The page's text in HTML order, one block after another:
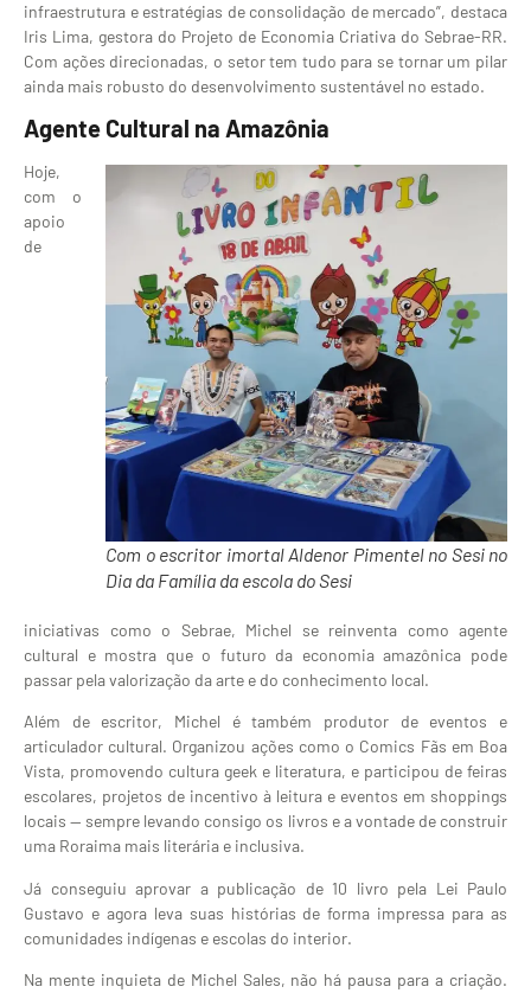
infraestrutura e estratégias de consolidação de mercado”, destaca
Iris Lima, gestora do Projeto de Economia Criativa do Sebrae-RR.
Com ações direcionadas, o setor tem tudo para se tornar um pilar
ainda mais robusto do desenvolvimento sustentável no estado.
Agente Cultural na Amazônia
Com o escritor imortal Aldenor Pimentel no Sesi no
Dia da Família da escola do Sesi
Hoje,
com o
apoio
de
iniciativas como o Sebrae, Michel se reinventa como agente
cultural e mostra que o futuro da economia amazônica pode
passar pela valorização da arte e do conhecimento local.
Além de escritor, Michel é também produtor de eventos e
articulador cultural. Organizou ações como o Comics Fãs em Boa
Vista, promovendo cultura geek e literatura, e participou de feiras
escolares, projetos de incentivo à leitura e eventos em shoppings
locais — sempre levando consigo os livros e a vontade de construir
uma Roraima mais literária e inclusiva.
Já conseguiu aprovar a publicação de 10 livro pela Lei Paulo
Gustavo e agora leva suas histórias de forma impressa para as
comunidades indígenas e escolas do interior.
Na mente inquieta de Michel Sales, não há pausa para a criação.